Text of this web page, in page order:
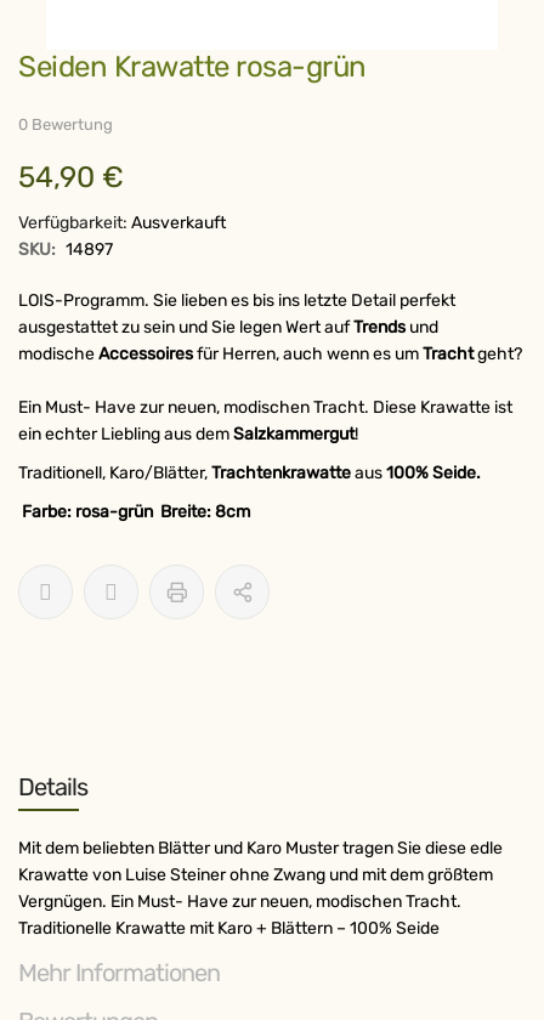
Zum
Anfang
springen
Seiden Krawatte rosa-grün
0 Bewertung
54,90 €
Verfügbarkeit: Ausverkauft
SKU: 14897
LOIS-Programm. Sie lieben es bis ins letzte Detail perfekt
ausgestattet zu sein und Sie legen Wert aufTrends und
modischeAccessoiresfür Herren, auch wenn es umTrachtgeht?
Ein Must- Have zur neuen, modischen Tracht. Diese Krawatte ist
ein echter Liebling aus demSalzkammergut!
Traditionell, Karo/Blätter,Trachtenkrawatteaus100% Seide.
Farbe: rosa-grün Breite: 8cm
Details
Mit dem beliebten Blätter und Karo Muster tragen Sie diese edle
Krawatte von Luise Steiner ohne Zwang und mit dem größtem
Vergnügen. Ein Must- Have zur neuen, modischen Tracht.
Traditionelle Krawatte mit Karo + Blättern – 100% Seide
Mehr Informationen